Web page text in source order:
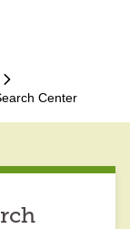
Center